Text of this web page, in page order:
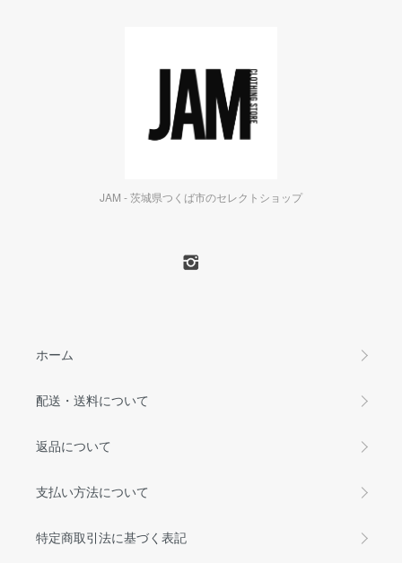
JAM - 茨城県つくば市のセレクトショップ
ホーム
配送・送料について
返品について
支払い方法について
特定商取引法に基づく表記